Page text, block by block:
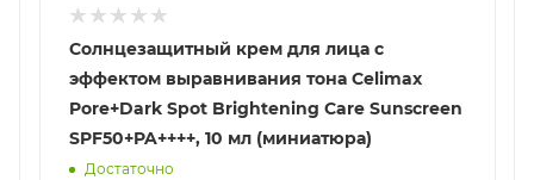
Солнцезащитный крем для лица с
эффектом выравнивания тона Celimax
Pore+Dark Spot Brightening Care Sunscreen
SPF50+PA++++, 10 мл (миниатюра)
Достаточно